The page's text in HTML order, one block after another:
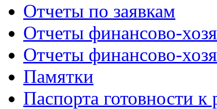
Отчеты по заявкам
Отчеты финансово-
Отчеты финансово-
Памятки
Паспорта готовности